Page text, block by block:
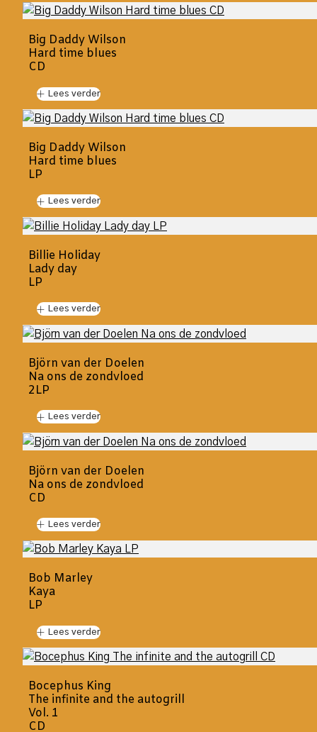
Big Daddy Wilson
Hard time blues
CD
Lees verder
Big Daddy Wilson
Hard time blues
LP
Lees verder
Billie Holiday
Lady day
LP
Lees verder
Björn van der Doelen
Na ons de zondvloed
2LP
Lees verder
Björn van der Doelen
Na ons de zondvloed
CD
Lees verder
Bob Marley
Kaya
LP
Lees verder
Bocephus King
The infinite and the autogrill
Vol. 1
CD